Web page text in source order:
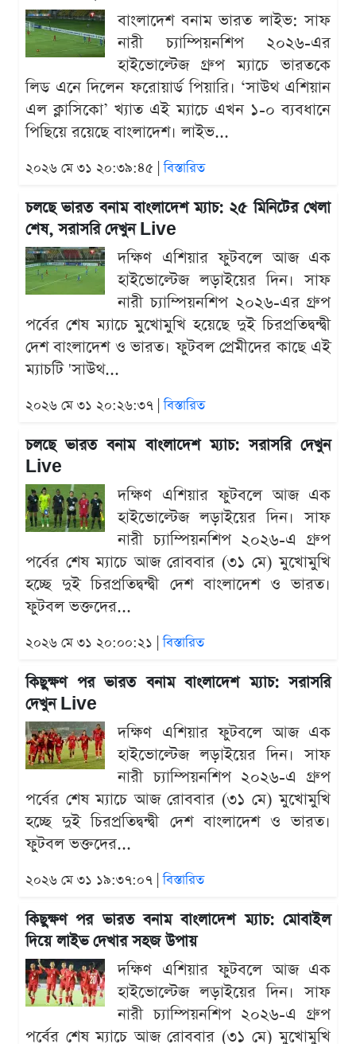
বাংলাদেশ বনাম ভারত লাইভ: সাফ
নারী চ্যাম্পিয়নশিপ ২০২৬-এর
হাইভোল্টেজ গ্রুপ ম্যাচে ভারতকে
লিড এনে দিলেন ফরোয়ার্ড পিয়ারি। ‘সাউথ এশিয়ান
এল ক্লাসিকো’ খ্যাত এই ম্যাচে এখন ১-০ ব্যবধানে
পিছিয়ে রয়েছে বাংলাদেশ। লাইভ...
২০২৬ মে ৩১ ২০:৩৯:৪৫ |বিস্তারিত
চলছে ভারত বনাম বাংলাদেশ ম্যাচ: ২৫ মিনিটের খেলা
শেষ, সরাসরি দেখুন Live
দক্ষিণ এশিয়ার ফুটবলে আজ এক
হাইভোল্টেজ লড়াইয়ের দিন। সাফ
নারী চ্যাম্পিয়নশিপ ২০২৬-এর গ্রুপ
পর্বের শেষ ম্যাচে মুখোমুখি হয়েছে দুই চিরপ্রতিদ্বন্দ্বী
দেশ বাংলাদেশ ও ভারত। ফুটবল প্রেমীদের কাছে এই
ম্যাচটি 'সাউথ...
২০২৬ মে ৩১ ২০:২৬:৩৭ |বিস্তারিত
চলছে ভারত বনাম বাংলাদেশ ম্যাচ: সরাসরি দেখুন
Live
দক্ষিণ এশিয়ার ফুটবলে আজ এক
হাইভোল্টেজ লড়াইয়ের দিন। সাফ
নারী চ্যাম্পিয়নশিপ ২০২৬-এ গ্রুপ
পর্বের শেষ ম্যাচে আজ রোববার (৩১ মে) মুখোমুখি
হচ্ছে দুই চিরপ্রতিদ্বন্দ্বী দেশ বাংলাদেশ ও ভারত।
ফুটবল ভক্তদের...
২০২৬ মে ৩১ ২০:০০:২১ |বিস্তারিত
কিছুক্ষণ পর ভারত বনাম বাংলাদেশ ম্যাচ: সরাসরি
দেখুন Live
দক্ষিণ এশিয়ার ফুটবলে আজ এক
হাইভোল্টেজ লড়াইয়ের দিন। সাফ
নারী চ্যাম্পিয়নশিপ ২০২৬-এ গ্রুপ
পর্বের শেষ ম্যাচে আজ রোববার (৩১ মে) মুখোমুখি
হচ্ছে দুই চিরপ্রতিদ্বন্দ্বী দেশ বাংলাদেশ ও ভারত।
ফুটবল ভক্তদের...
২০২৬ মে ৩১ ১৯:৩৭:০৭ |বিস্তারিত
কিছুক্ষণ পর ভারত বনাম বাংলাদেশ ম্যাচ: মোবাইল
দিয়ে লাইভ দেখার সহজ উপায়
দক্ষিণ এশিয়ার ফুটবলে আজ এক
হাইভোল্টেজ লড়াইয়ের দিন। সাফ
নারী চ্যাম্পিয়নশিপ ২০২৬-এ গ্রুপ
পর্বের শেষ ম্যাচে আজ রোববার (৩১ মে) মুখোমুখি